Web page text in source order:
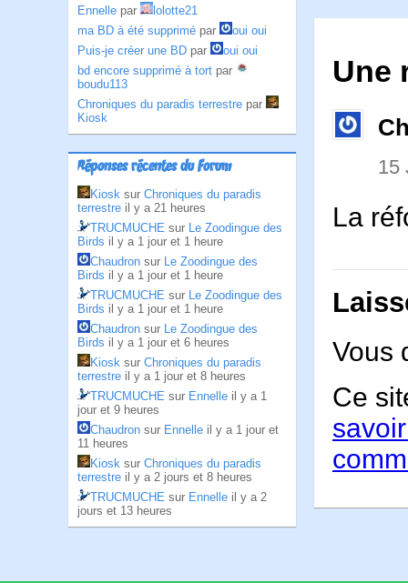
Ennelle par
lolotte21
ma BD à été supprimé par
oui oui
Puis-je créer une BD par
oui oui
bd encore supprimé à tort par
boudu113
Chroniques du paradis terrestre par
Kiosk
Réponses récentes du Forum
Kiosk sur Chroniques du paradis
terrestre il y a 21 heures
TRUCMUCHE sur Le Zoodingue des
Birds il y a 1 jour et 1 heure
Chaudron sur Le Zoodingue des
Birds il y a 1 jour et 1 heure
TRUCMUCHE sur Le Zoodingue des
Birds il y a 1 jour et 1 heure
Chaudron sur Le Zoodingue des
Birds il y a 1 jour et 6 heures
Kiosk sur Chroniques du paradis
terrestre il y a 1 jour et 8 heures
TRUCMUCHE sur Ennelle il y a 1
jour et 9 heures
Chaudron sur Ennelle il y a 1 jour et
11 heures
Kiosk sur Chroniques du paradis
terrestre il y a 2 jours et 8 heures
TRUCMUCHE sur Ennelle il y a 2
jours et 13 heures
Une
15
La
Vous
Ce